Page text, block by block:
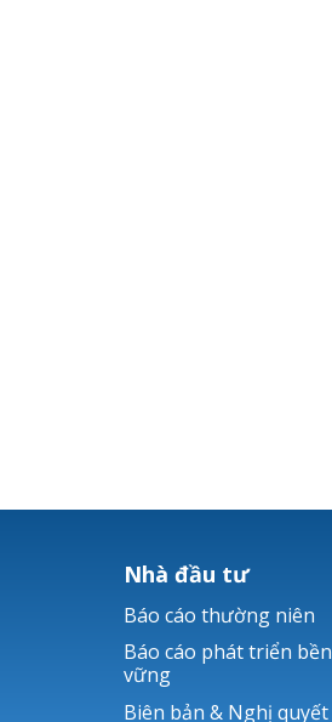
Nhà đầu tư
Báo cáo thường niên
Báo cáo phát triển bền
vững
Biên bản & Nghị quyết